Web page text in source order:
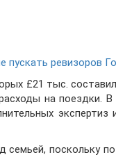
пускать ревизоров
£21 тыс.
на поездки. В
экспертиз
поскольку